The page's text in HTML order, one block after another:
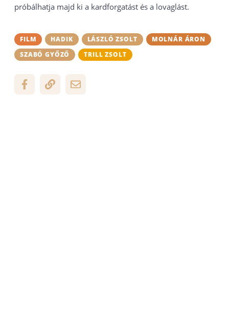
próbálhatja majd ki a kardforgatást és a lovaglást.
FILM HADIK LÁSZLÓ ZSOLT
MOLNÁR ÁRON
SZABÓ GYŐZŐ
TRILL ZSOLT